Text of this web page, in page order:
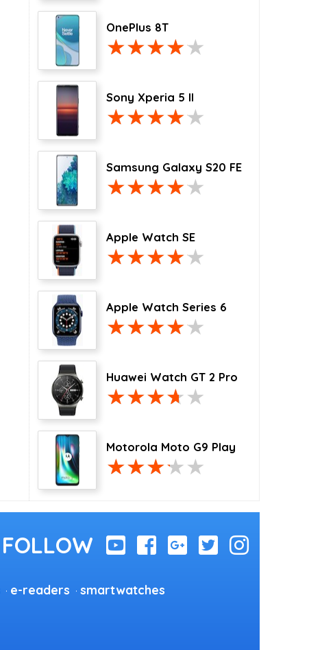
OnePlus 8T
Sony Xperia 5 II
Samsung Galaxy S20 FE
Apple Watch SE
Apple Watch Series 6
Huawei Watch GT 2 Pro
Motorola Moto G9 Play
e-readers smartwatches